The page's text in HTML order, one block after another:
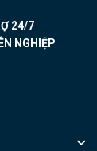
24/7
NGHIỆP